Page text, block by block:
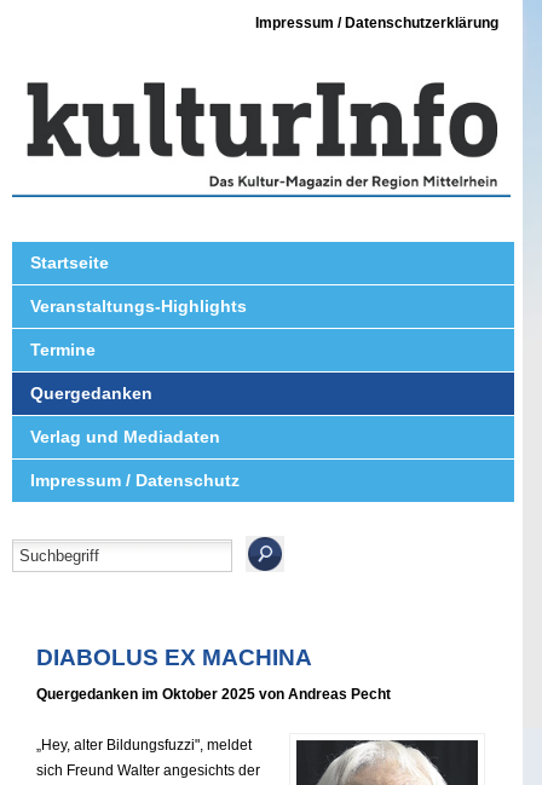
Impressum / Datenschutzerklärung
Startseite
Veranstaltungs-Highlights
Termine
Quergedanken
Verlag und Mediadaten
Impressum / Datenschutz
DIABOLUS EX MACHINA
Quergedanken im Oktober 2025 von Andreas Pecht
„Hey, alter Bildungsfuzzi", meldet
sich Freund Walter angesichts der